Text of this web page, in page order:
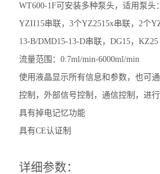
WT600-1F可安装多种泵头，适用泵头
YZII15串联，3个YZ2515x串联，2个
13-B/DMD15-13-D串联，DG15，KZ25
流量范围：0.7ml/min-6000ml/min
使用液晶显示所有信息和参数，也可
控制，外部信号控制，通信控制，进
具有掉电记忆功能
具有CE认证制
详细参数：